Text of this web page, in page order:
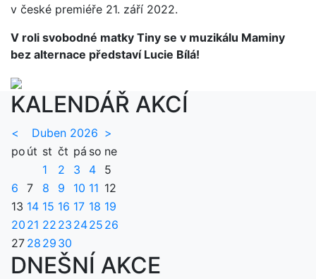
v české premiéře 21. září 2022.
V roli svobodné matky Tiny se v muzikálu Maminy
bez alternace představí Lucie Bílá!
KALENDÁŘ AKCÍ
< Duben 2026 >
po út st čt pá so ne
1
2 3 4
5
6
7 8 9 10 11 12
13 14 15 16 17 18 19
20 21 22 23 2425 26
27 28 29 30
DNEŠNÍ AKCE